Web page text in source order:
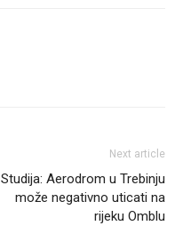
Next article
Studija: Aerodrom u Trebinju
može negativno uticati na
rijeku Omblu